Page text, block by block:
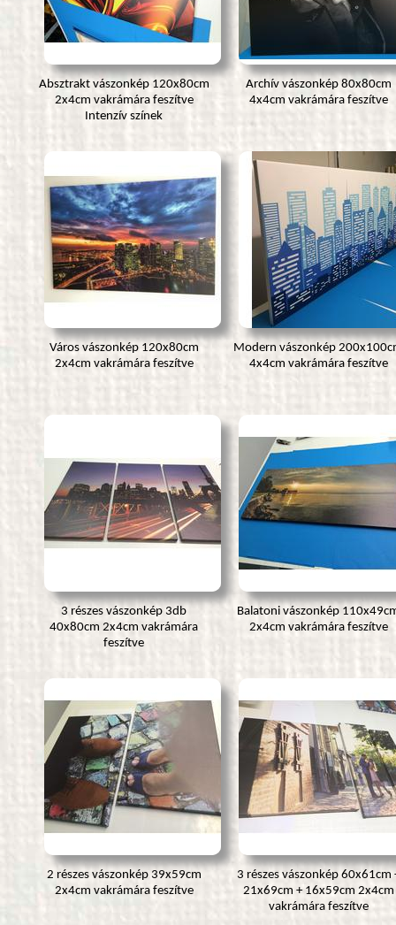
Absztrakt vászonkép 120x80cm
2x4cm vakrámára feszítve
Intenzív színek
Archív vászonkép 80x80cm
4x4cm vakrámára feszítve
Város vászonkép 120x80cm
2x4cm vakrámára feszítve
Modern vászonkép
4x4cm vakrámára feszítve
3 részes vászonkép 3db
40x80cm 2x4cm vakrámára
feszítve
Balatoni vászonkép
2x4cm vakrámára feszítve
2 részes vászonkép 39x59cm
2x4cm vakrámára feszítve
3 részes vászonkép 60x61cm
21x69cm + 16x59cm 2x4cm
vakrámára feszítve